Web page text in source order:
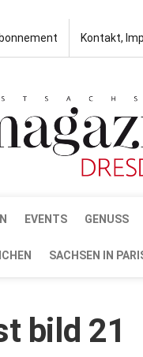
Kontakt,
EVENTS GENUSS
SACHSEN IN
bild 21